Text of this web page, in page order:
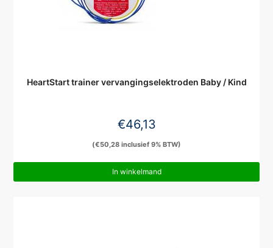
HeartStart trainer vervangingselektroden Baby / Kind
€46,13
(€50,28 inclusief 9% BTW)
In winkelmand